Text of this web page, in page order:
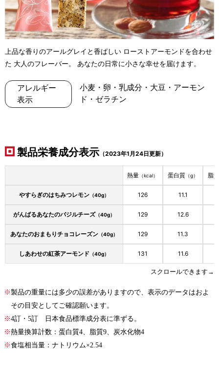
上品な香りのアールグレイと香ばしい ローストアーモンドを合わせ
た 大人のフレーバー。 あなたの日常に小さな幸せを届けます。
アレルギー
表示
小麦・卵・乳成分・大豆・アーモン
ド・ゼラチン
製品栄養成分表示 （2023年1月24日更新）
やすらぎのはちみつレモン （40g）
がんばるあなたのバジルチーズ（40g）
あなたのおまもりチョコレーズン （40g）
しあわせの紅茶アーモンド （40g）
熱量 （kcal）
126
129
129
131
蛋白質 （g）
11.1
12.6
11.3
11.6
脂質
スクロールできます→
製品の重量には多少の誤差がありますので、表示のデータはおよ
その目安としてご確認願います。
4訂・5訂 日本食品標準成分表に準ずる。
熱量換算計数：蛋白質4、脂質9、炭水化物4
食塩相当量：ナトリウム×2.54